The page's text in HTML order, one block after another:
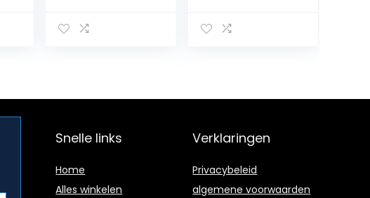
Snelle links
Home
Alles winkelen
Verklaringen
Privacybeleid
algemene voorwaarden